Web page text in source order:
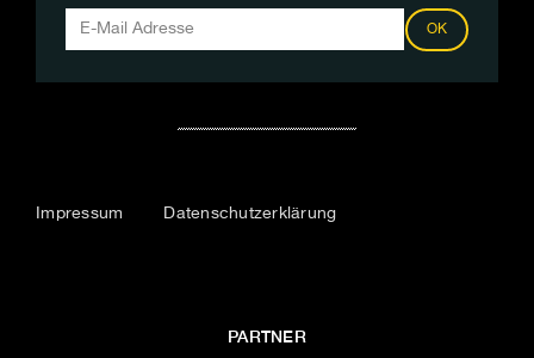
OK
Impressum Datenschutzerklärung
PARTNER